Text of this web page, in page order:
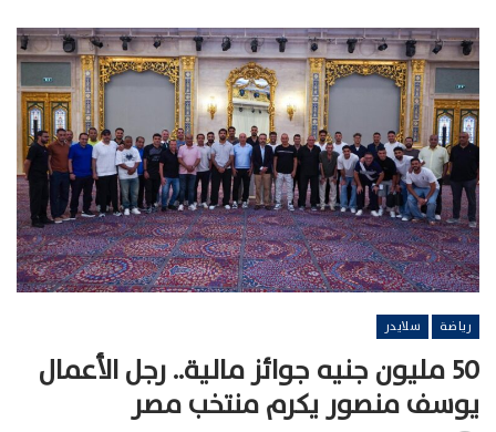
رياضة سلايدر
50 مليون جنيه جوائز مالية.. رجل الأعمال
يوسف منصور يكرم منتخب مصر